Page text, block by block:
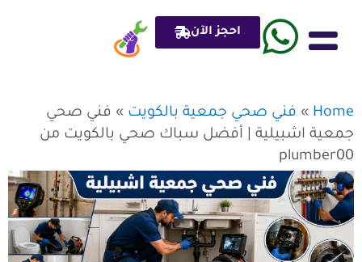
المحتوى
احجز الآن
Home
» فني صحي جمعية بالكويت » فني صحي
جمعية اشبيلية | أفضل سباك صحي بالكويت من
plumber00